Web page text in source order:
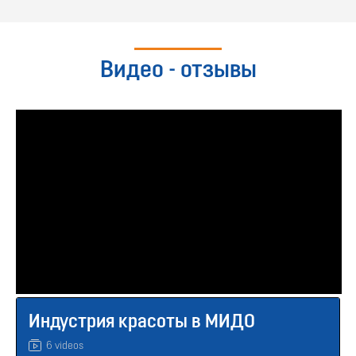
280 часов 12000 руб.
Подробнее
260 часов
Подробнее
Видео - отзывы
Индустрия красоты в МИДО
6 videos